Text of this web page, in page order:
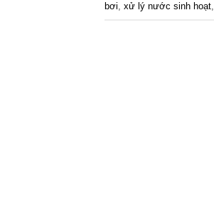
bơi, xử lý nước sinh hoạt,